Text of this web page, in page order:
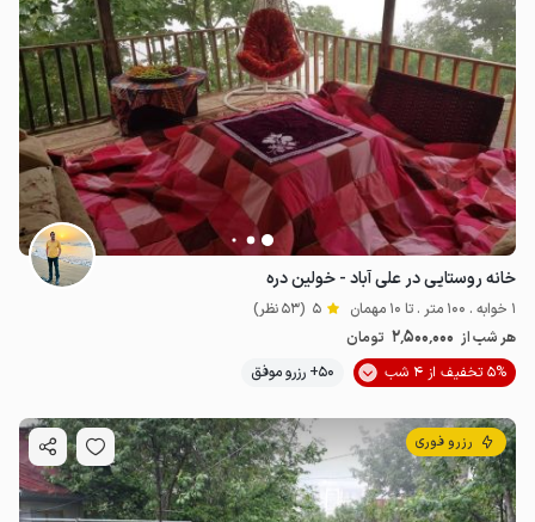
خانه روستایی در علی آباد - خولین دره
1 خوابه . 100 متر . تا 10 مهمان 5 (53 نظر)
هر شب از 2٬500٬000 تومان
5% تخفیف از 4 شب
50+ رزرو موفق
رزرو فوری